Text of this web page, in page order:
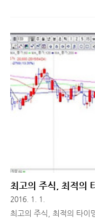
록을 세웠고, 타이틀곡
염을 토했습니다.몇 년 전
던 '방탄소년단'이 어느
모습을 보이고, 국내에서
대견하기도 하여 최근 가
음, 어쩌다보니 사설이 너
최고의 주식, 최적의
2016. 1. 1.
최고의 주식, 최적의 타이